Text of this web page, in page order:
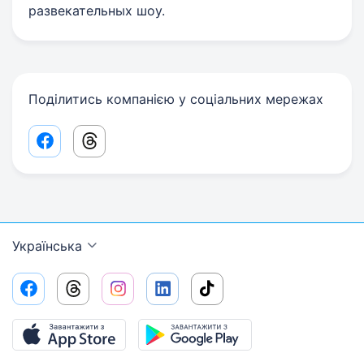
развекательных шоу.
Поділитись компанією у соціальних мережах
Facebook share link
Threads share link
Українська